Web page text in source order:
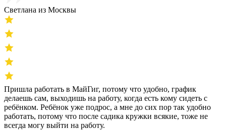
Светлана из Москвы
Пришла работать в МайГиг, потому что удобно, график
делаешь сам, выходишь на работу, когда есть кому сидеть с
ребёнком. Ребёнок уже подрос, а мне до сих пор так удобно
работать, потому что после садика кружки всякие, тоже не
всегда могу выйти на работу.